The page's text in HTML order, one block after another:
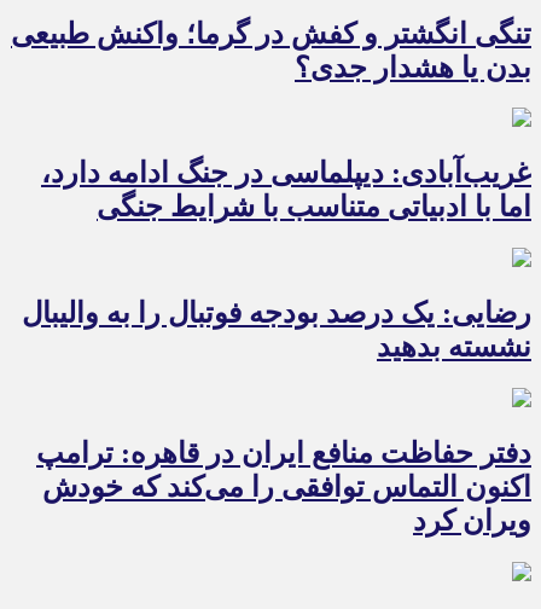
تنگی انگشتر و کفش در گرما؛ واکنش طبیعی
بدن یا هشدار جدی؟
غریب‌آبادی: دیپلماسی در جنگ ادامه دارد،
اما با ادبیاتی متناسب با شرایط جنگی
رضایی: یک درصد بودجه فوتبال را به والیبال
نشسته بدهید
دفتر حفاظت منافع ایران در قاهره: ترامپ
اکنون التماس توافقی را می‌کند که خودش
ویران کرد